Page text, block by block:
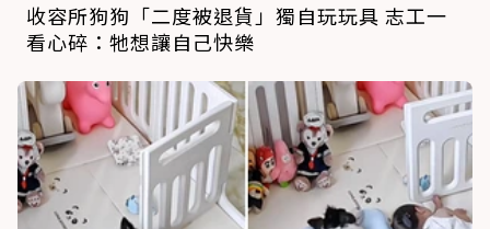
收容所狗狗「二度被退貨」獨自玩玩具 志工一
看心碎：牠想讓自己快樂